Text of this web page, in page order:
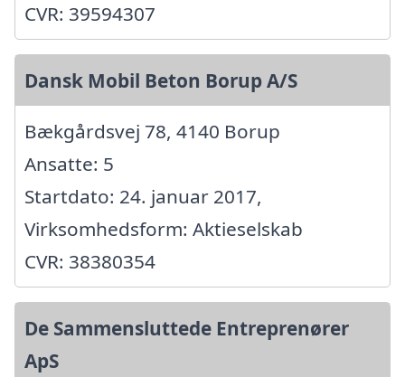
CVR: 39594307
Dansk Mobil Beton Borup A/S
Bækgårdsvej 78, 4140 Borup
Ansatte: 5
Startdato: 24. januar 2017,
Virksomhedsform: Aktieselskab
CVR: 38380354
De Sammensluttede Entreprenører
ApS